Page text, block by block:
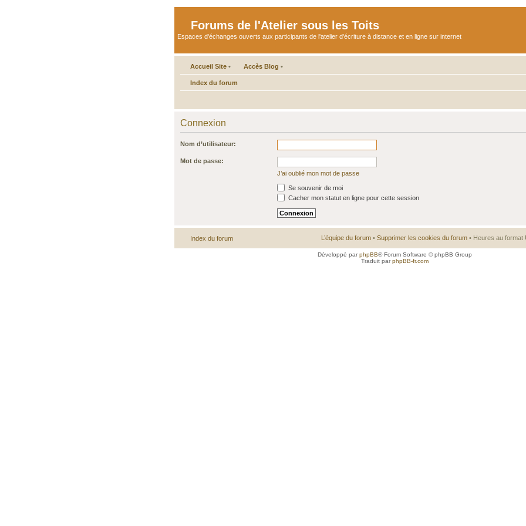
Forums de l'Atelier sous les Toits
Espaces d'échanges ouverts aux participants de l'atelier d'écriture à distance et en ligne sur internet
Accueil Site • Accès Blog •
Index du forum
Connexion
Nom d’utilisateur:
Mot de passe:
J’ai oublié mon mot de passe
Se souvenir de moi
Cacher mon statut en ligne pour cette session
Index du forum L’équipe du forum • Supprimer les cookies du forum • Heures au format
Développé parphpBB® Forum Software © phpBB Group
Traduit parphpBB-fr.com